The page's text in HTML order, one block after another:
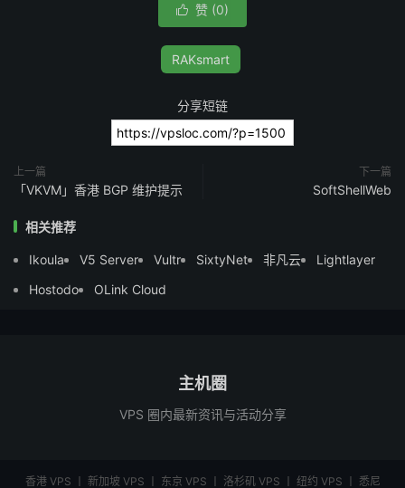
 赞 (0)
RAKsmart
分享短链
上一篇
「VKVM」香港 BGP 维护提示
下一篇
SoftShellWeb
相关推荐
Ikoula V5 Server Vultr SixtyNet 非凡云
Lightlayer
Hostodo
OLink Cloud
主机圈
VPS 圈内最新资讯与活动分享
香港 VPS 丨 新加坡 VPS 丨 东京 VPS 丨 洛杉矶 VPS 丨 纽约 VPS 丨 悉尼